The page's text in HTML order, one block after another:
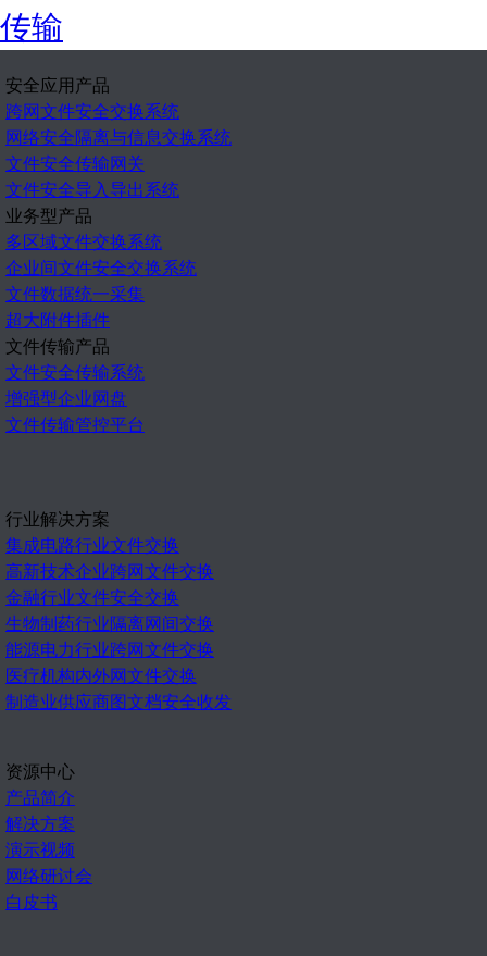
传输
安全应用产品
跨网文件安全交换系统
网络安全隔离与信息交换系统
文件安全传输网关
文件安全导入导出系统
业务型产品
多区域文件交换系统
企业间文件安全交换系统
文件数据统一采集
超大附件插件
文件传输产品
文件安全传输系统
增强型企业网盘
文件传输管控平台
行业解决方案
集成电路行业文件交换
高新技术企业跨网文件交换
金融行业文件安全交换
生物制药行业隔离网间交换
能源电力行业跨网文件交换
医疗机构内外网文件交换
制造业供应商图文档安全收发
资源中心
产品简介
解决方案
演示视频
网络研讨会
白皮书